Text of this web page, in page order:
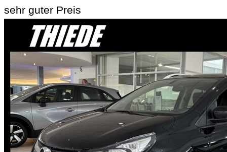
sehr guter Preis